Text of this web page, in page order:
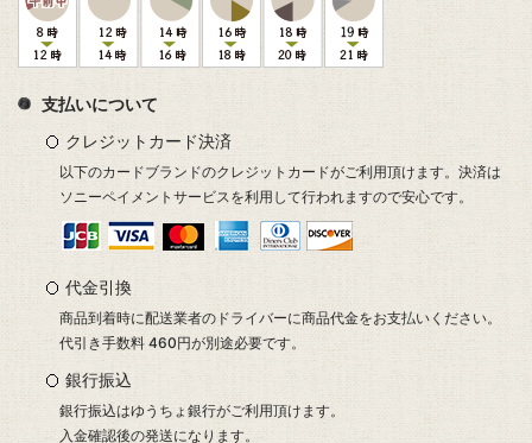
支払いについて
クレジットカード決済
以下のカードブランドのクレジットカードがご利用頂けます。決済は
ソニーペイメントサービスを利用して行われますので安心です。
代金引換
商品到着時に配送業者のドライバーに商品代金をお支払いください。
代引き手数料 460円が別途必要です。
銀行振込
銀行振込はゆうちょ銀行がご利用頂けます。
入金確認後の発送になります。